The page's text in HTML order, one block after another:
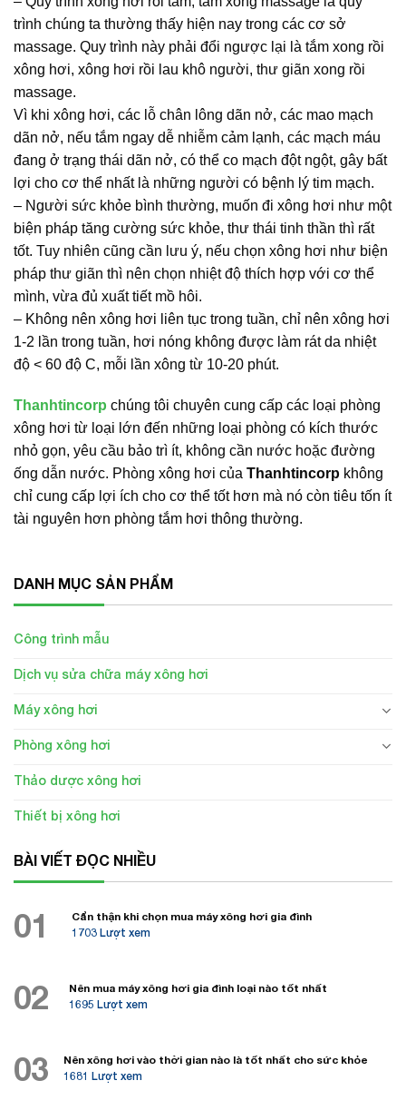
trình chúng ta thường thấy hiện nay trong các cơ sở
massage. Quy trình này phải đổi ngược lại là tắm xong rồi
xông hơi, xông hơi rồi lau khô người, thư giãn xong rồi
massage.
Vì khi xông hơi, các lỗ chân lông dãn nở, các mao mạch
dãn nở, nếu tắm ngay dễ nhiễm cảm lạnh, các mạch máu
đang ở trạng thái dãn nở, có thể co mạch đột ngột, gây bất
lợi cho cơ thể nhất là những người có bệnh lý tim mạch.
– Người sức khỏe bình thường, muốn đi xông hơi như một
biện pháp tăng cường sức khỏe, thư thái tinh thần thì rất
tốt. Tuy nhiên cũng cần lưu ý, nếu chọn xông hơi như biện
pháp thư giãn thì nên chọn nhiệt độ thích hợp với cơ thể
mình, vừa đủ xuất tiết mồ hôi.
– Không nên xông hơi liên tục trong tuần, chỉ nên xông hơi
1-2 lần trong tuần, hơi nóng không được làm rát da nhiệt
độ < 60 độ C, mỗi lần xông từ 10-20 phút.
Thanhtincorp chúng tôi chuyên cung cấp các loại phòng
xông hơi từ loại lớn đến những loại phòng có kích thước
nhỏ gọn, yêu cầu bảo trì ít, không cần nước hoặc đường
ống dẫn nước. Phòng xông hơi của Thanhtincorp không
chỉ cung cấp lợi ích cho cơ thể tốt hơn mà nó còn tiêu tốn ít
tài nguyên hơn phòng tắm hơi thông thường.
DANH MỤC SẢN PHẨM
Công trình mẫu
Dịch vụ sửa chữa máy xông hơi
Máy xông hơi
Phòng xông hơi
Thảo dược xông hơi
Thiết bị xông hơi
BÀI VIẾT ĐỌC NHIỀU
01
Cẩn thận khi chọn mua máy xông hơi gia đình
1703 Lượt xem
02
Nên mua máy xông hơi gia đình loại nào tốt nhất
1695 Lượt xem
03
Nên xông hơi vào thời gian nào là tốt nhất cho sức khỏe
1681 Lượt xem